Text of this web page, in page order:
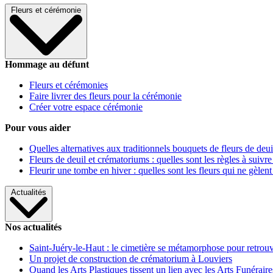
Fleurs et cérémonie
Hommage au défunt
Fleurs et cérémonies
Faire livrer des fleurs pour la cérémonie
Créer votre espace cérémonie
Pour vous aider
Quelles alternatives aux traditionnels bouquets de fleurs de
Fleurs de deuil et crématoriums : quelles sont les règles à
Fleurir une tombe en hiver : quelles sont les fleurs qui ne gèlent
Actualités
Nos actualités
Saint-Juéry-le-Haut : le cimetière se métamorphose pour
Un projet de construction de crématorium à Louviers
Quand les Arts Plastiques tissent un lien avec les Arts